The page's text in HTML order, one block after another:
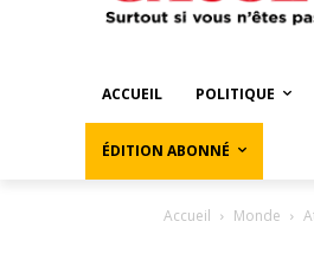
ACCUEIL POLITIQUE
ÉDITION ABONNÉ
Accueil Monde